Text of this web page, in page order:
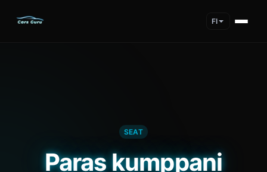
FI
SEAT
Paras kumppani